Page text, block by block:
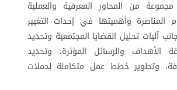
مجموعة من المحاور المعرفية والعملية
المناصرة وأهميتها في إحداث التغيير
آليات تحليل القضايا المجتمعية وتحديد
الأهداف والرسائل المؤثرة، وتحديد
وتطوير خطط عمل متكاملة لحملات